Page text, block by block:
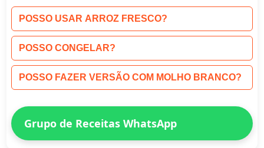
POSSO USAR ARROZ FRESCO?
POSSO CONGELAR?
POSSO FAZER VERSÃO COM MOLHO BRANCO?
Grupo de Receitas WhatsApp